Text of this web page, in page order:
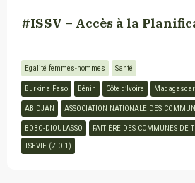
#ISSV – Accès à la
Egalité femmes-hommes Santé
Burkina Faso Bénin Côte d’Ivoire Madagascar
ABIDJAN ASSOCIATION NATIONALE DES
BOBO-DIOULASSO FAITIÈRE DES COMMUNES DE
TSEVIE (ZIO 1)